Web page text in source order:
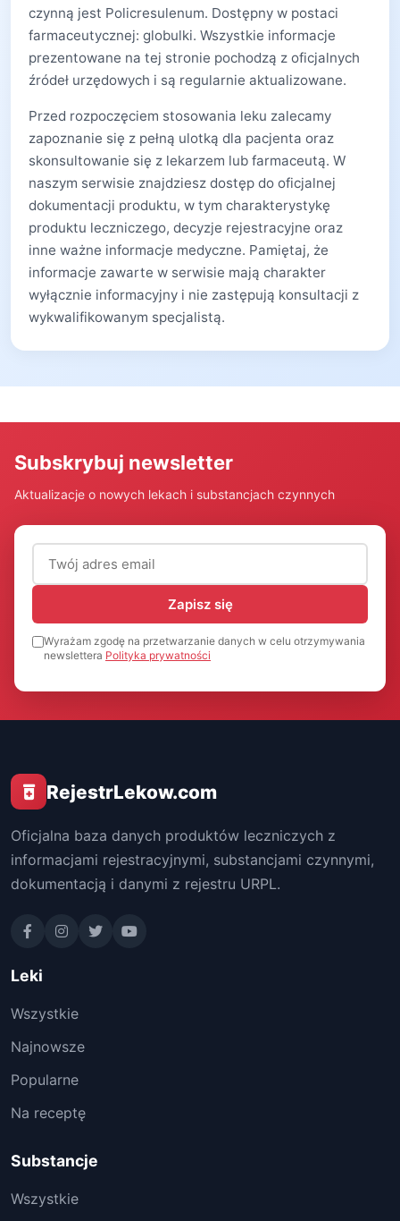
czynną jest Policresulenum. Dostępny w postaci
farmaceutycznej: globulki. Wszystkie informacje
prezentowane na tej stronie pochodzą z oficjalnych
źródeł urzędowych i są regularnie aktualizowane.
Przed rozpoczęciem stosowania leku zalecamy
zapoznanie się z pełną ulotką dla pacjenta oraz
skonsultowanie się z lekarzem lub farmaceutą. W
naszym serwisie znajdziesz dostęp do oficjalnej
dokumentacji produktu, w tym charakterystykę
produktu leczniczego, decyzje rejestracyjne oraz
inne ważne informacje medyczne. Pamiętaj, że
informacje zawarte w serwisie mają charakter
wyłącznie informacyjny i nie zastępują konsultacji z
wykwalifikowanym specjalistą.
Subskrybuj newsletter
Aktualizacje o nowych lekach i substancjach czynnych
Adres email (wymagany)
Zapisz się
Wyrażam zgodę na przetwarzanie danych w celu otrzymywania
newslettera Polityka prywatności
RejestrLekow.com
Oficjalna baza danych produktów leczniczych z
informacjami rejestracyjnymi, substancjami czynnymi,
dokumentacją i danymi z rejestru URPL.
Leki
Wszystkie
Najnowsze
Popularne
Na receptę
Substancje
Wszystkie